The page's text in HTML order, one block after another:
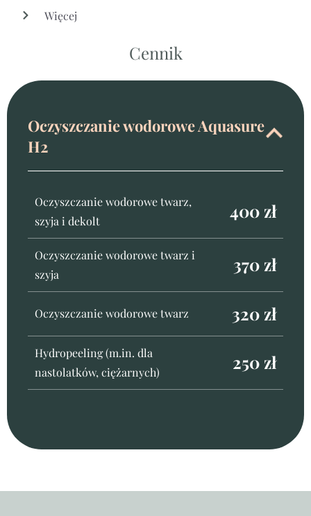
Więcej
Cennik
Oczyszczanie wodorowe Aquasure
H2
Oczyszczanie wodorowe twarz,
szyja i dekolt
400 zł
Oczyszczanie wodorowe twarz i
szyja
370 zł
Oczyszczanie wodorowe twarz 320 zł
Hydropeeling (m.in. dla
nastolatków, ciężarnych)
250 zł